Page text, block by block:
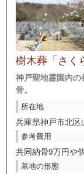
樹木葬「さく
神戸聖地霊園内
骨。
所在地
兵庫県神戸市北
参考費用
共同納骨9万円や
墓地の形態